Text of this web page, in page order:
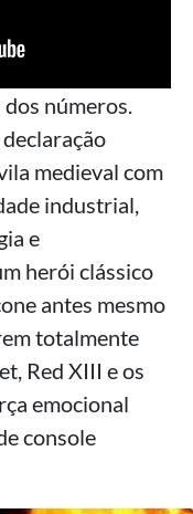
dos números.
medieval com
industrial,
e
herói clássico
antes mesmo
totalmente
Red XIII e os
emocional
console